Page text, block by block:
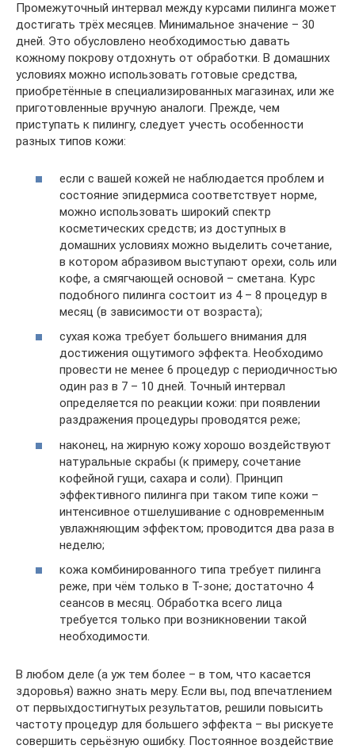
Промежуточный интервал между курсами пилинга может
достигать трёх месяцев. Минимальное значение – 30
дней. Это обусловлено необходимостью давать
кожному покрову отдохнуть от обработки. В домашних
условиях можно использовать готовые средства,
приобретённые в специализированных магазинах, или же
приготовленные вручную аналоги. Прежде, чем
приступать к пилингу, следует учесть особенности
разных типов кожи:
если с вашей кожей не наблюдается проблем и
состояние эпидермиса соответствует норме,
можно использовать широкий спектр
косметических средств; из доступных в
домашних условиях можно выделить сочетание,
в котором абразивом выступают орехи, соль или
кофе, а смягчающей основой – сметана. Курс
подобного пилинга состоит из 4 – 8 процедур в
месяц (в зависимости от возраста);
сухая кожа требует большего внимания для
достижения ощутимого эффекта. Необходимо
провести не менее 6 процедур с периодичностью
один раз в 7 – 10 дней. Точный интервал
определяется по реакции кожи: при появлении
раздражения процедуры проводятся реже;
наконец, на жирную кожу хорошо воздействуют
натуральные скрабы (к примеру, сочетание
кофейной гущи, сахара и соли). Принцип
эффективного пилинга при таком типе кожи –
интенсивное отшелушивание с одновременным
увлажняющим эффектом; проводится два раза в
неделю;
кожа комбинированного типа требует пилинга
реже, при чём только в Т-зоне; достаточно 4
сеансов в месяц. Обработка всего лица
требуется только при возникновении такой
необходимости.
В любом деле (а уж тем более – в том, что касается
здоровья) важно знать меру. Если вы, под впечатлением
от первыхдостигнутых результатов, решили повысить
частоту процедур для большего эффекта – вы рискуете
совершить серьёзную ошибку. Постоянное воздействие